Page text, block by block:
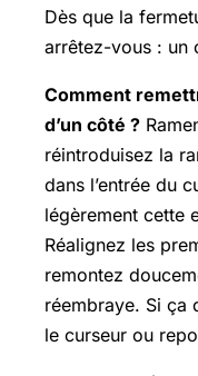
Dès que la
arrêtez-vous : un
Comment
d’un côté ?
réintroduisez la
dans l’entrée du
légèrement cette
Réalignez les
remontez
réembraye. Si ça
le curseur ou